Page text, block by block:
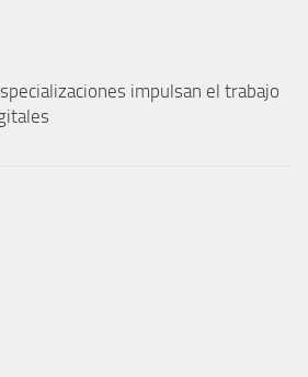
impulsan el trabajo